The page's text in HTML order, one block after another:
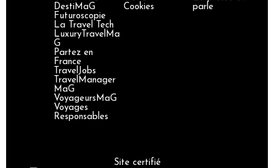
DestiMaG
Futuroscopie
La Travel Tech
LuxuryTravelMa
G
Partez en
France
TravelJobs
TravelManager
MaG
VoyageursMaG
Voyages
Responsables
Cookies
parle
Site certifié